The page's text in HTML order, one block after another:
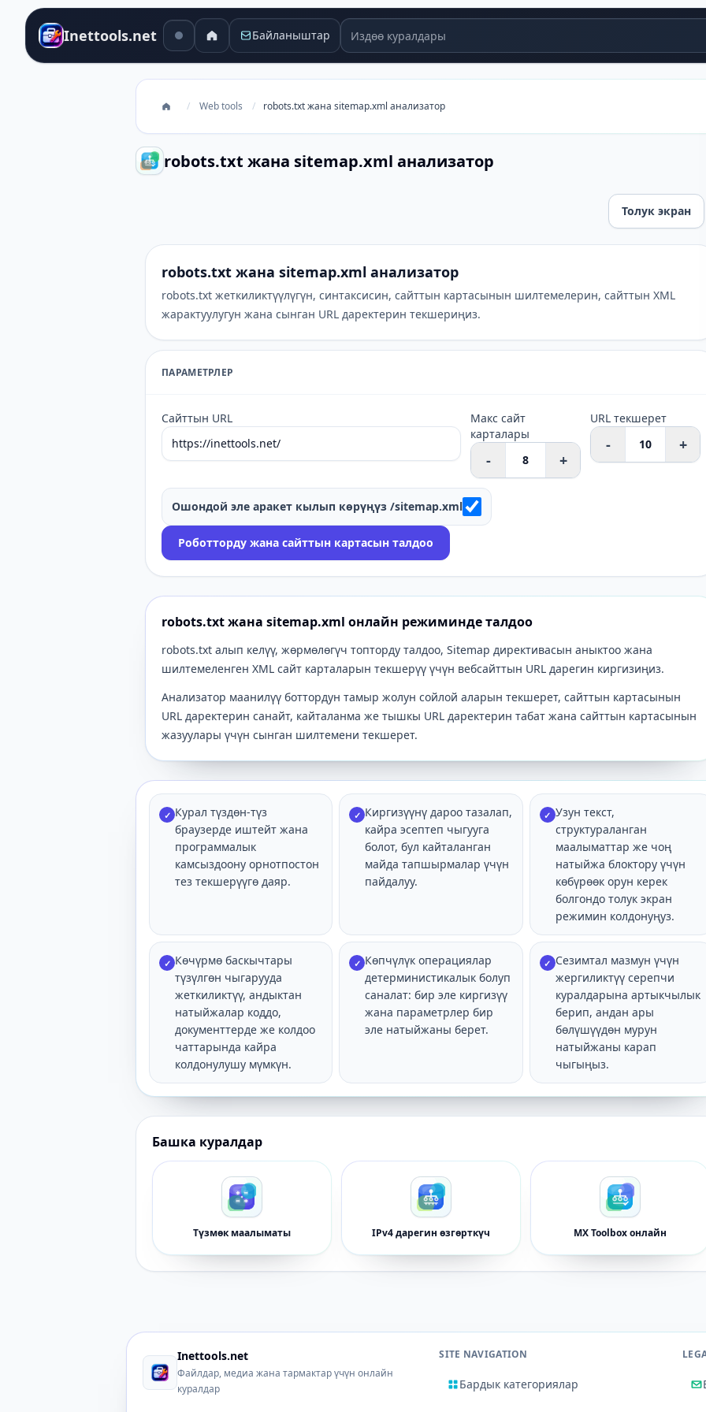
Inettools.net Байланыштар Издөө куралдары
/ Web tools / robots.txt жана sitemap.xml анализатор
robots.txt жана sitemap.xml анализатор
Толук экран
robots.txt жана sitemap.xml анализатор
robots.txt жеткиликтүүлүгүн, синтаксисин, сайттын картасынын шилтемелерин, сайттын XML
жарактуулугун жана сынган URL даректерин текшериңиз.
ПАРАМЕТРЛЕР
Сайттын URL
Макс сайт
карталары
- +
URL текшерет
- +
Ошондой эле аракет кылып көрүңүз /sitemap.xml
Роботторду жана сайттын картасын талдоо
robots.txt жана sitemap.xml онлайн режиминде талдоо
robots.txt алып келүү, жөрмөлөгүч топторду талдоо, Sitemap директивасын аныктоо жана
шилтемеленген XML сайт карталарын текшерүү үчүн вебсайттын URL дарегин киргизиңиз.
Анализатор маанилүү боттордун тамыр жолун сойлой аларын текшерет, сайттын картасынын
URL даректерин санайт, кайталанма же тышкы URL даректерин табат жана сайттын картасынын
жазуулары үчүн сынган шилтемени текшерет.
✓ Курал түздөн-түз
браузерде иштейт жана
программалык
камсыздоону орнотпостон
тез текшерүүгө даяр.
✓ Киргизүүнү дароо тазалап,
кайра эсептеп чыгууга
болот, бул кайталанган
майда тапшырмалар үчүн
пайдалуу.
✓ Узун текст,
структураланган
маалыматтар же чоң
натыйжа блоктору үчүн
көбүрөөк орун керек
болгондо толук экран
режимин колдонуңуз.
✓ Көчүрмө баскычтары
түзүлгөн чыгарууда
жеткиликтүү, андыктан
натыйжалар коддо,
документтерде же колдоо
чаттарында кайра
колдонулушу мүмкүн.
✓ Көпчүлүк операциялар
детерминистикалык болуп
саналат: бир эле киргизүү
жана параметрлер бир
эле натыйжаны берет.
✓ Сезимтал мазмун үчүн
жергиликтүү серепчи
куралдарына артыкчылык
берип, андан ары
бөлүшүүдөн мурун
натыйжаны карап
чыгыңыз.
Башка куралдар
Түзмөк маалыматы IPv4 дарегин өзгөрткүч MX Toolbox онлайн
Inettools.net
Файлдар, медиа жана тармактар ​​үчүн онлайн
куралдар
SITE NAVIGATION
Бардык категориялар